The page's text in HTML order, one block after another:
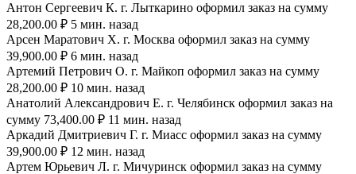
Антон Сергеевич К. г. Лыткарино оформил заказ на сумму
28,200.00 ₽ 5 мин. назад
Арсен Маратович Х. г. Москва оформил заказ на сумму
39,900.00 ₽ 6 мин. назад
Артемий Петрович О. г. Майкоп оформил заказ на сумму
28,200.00 ₽ 10 мин. назад
Анатолий Александрович Е. г. Челябинск оформил заказ на
сумму 73,400.00 ₽ 11 мин. назад
Аркадий Дмитриевич Г. г. Миасс оформил заказ на сумму
39,900.00 ₽ 12 мин. назад
Артем Юрьевич Л. г. Мичуринск оформил заказ на сумму